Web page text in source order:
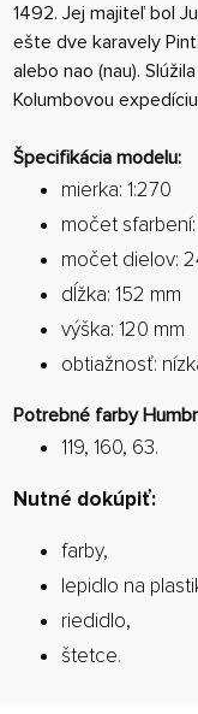
1492. Jej majiteľ bol
ešte dve karavely
alebo nao (nau).
Kolumbovou
Špecifikácia modelu:
mierka: 1:270
močet sfarbení:
močet dielov:
dĺžka: 152 mm
výška: 120 mm
obtiažnosť:
Potrebné farby
119, 160, 63.
Nutné dokúpiť:
farby,
lepidlo na
riedidlo,
štetce.